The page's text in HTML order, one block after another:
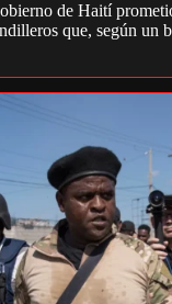
de Haití
que, según un